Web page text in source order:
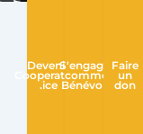
Devenir
Cooperateur
.ice
S'engager
comme
Bénévole
Faire
un
don